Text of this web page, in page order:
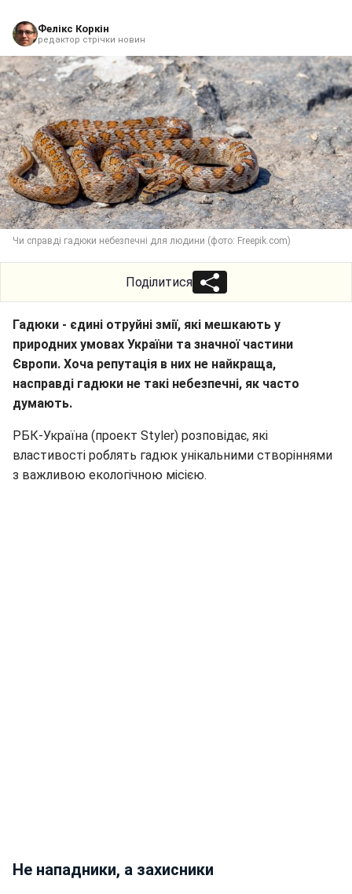
Фелікс Коркін
редактор стрічки новин
Чи справді гадюки небезпечні для людини (фото: Freepik.com)
Поділитися
Гадюки - єдині отруйні змії, які мешкають у
природних умовах України та значної частини
Європи. Хоча репутація в них не найкраща,
насправді гадюки не такі небезпечні, як часто
думають.
РБК-Україна (проект Styler) розповідає, які
властивості роблять гадюк унікальними створіннями
з важливою екологічною місією.
Не нападники, а захисники